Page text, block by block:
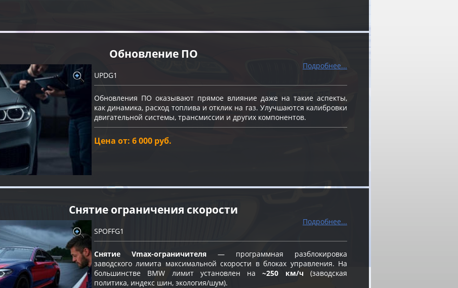
Обновление ПО
Подробнее...
UPDG1
Обновления ПО оказывают прямое влияние даже на такие аспекты,
как динамика, расход топлива и отклик на газ. Улучшаются калибровки
двигательной системы, трансмиссии и других компонентов.
Цена от: 6 000 руб.
Снятие ограничения скорости
Подробнее...
SPOFFG1
Снятие Vmax-ограничителя — программная разблокировка
заводского лимита максимальной скорости в блоках управления. На
большинстве BMW лимит установлен на~250 км/ч (заводская
политика, индекс шин, экология/шум).